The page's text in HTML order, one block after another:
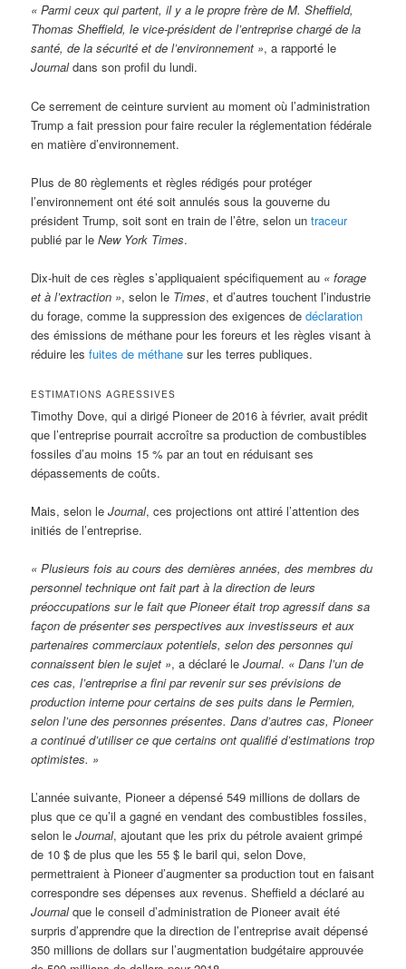
« Parmi ceux qui partent, il y a le propre frère de M. Sheffield,
Thomas Sheffield, le vice-président de l’entreprise chargé de la
santé, de la sécurité et de l’environnement », a rapporté le
Journaldans son profil du lundi.
Ce serrement de ceinture survient au moment où l’administration
Trump a fait pression pour faire reculer la réglementation fédérale
en matière d’environnement.
Plus de 80 règlements et règles rédigés pour protéger
l’environnement ont été soit annulés sous la gouverne du
président Trump, soit sont en train de l’être, selon untraceur
publié par leNew York Times.
Dix-huit de ces règles s’appliquaient spécifiquement au « forage
et à l’extraction », selon le Times, et d’autres touchent l’industrie
du forage, comme la suppression des exigences dedéclaration
des émissions de méthane pour les foreurs et les règles visant à
réduire lesfuites de méthane sur les terres publiques.
ESTIMATIONS AGRESSIVES
Timothy Dove, qui a dirigé Pioneer de 2016 à février, avait prédit
que l’entreprise pourrait accroître sa production de combustibles
fossiles d’au moins 15 % par an tout en réduisant ses
dépassements de coûts.
Mais, selon leJournal, ces projections ont attiré l’attention des
initiés de l’entreprise.
« Plusieurs fois au cours des dernières années, des membres du
personnel technique ont fait part à la direction de leurs
préoccupations sur le fait que Pioneer était trop agressif dans sa
façon de présenter ses perspectives aux investisseurs et aux
partenaires commerciaux potentiels, selon des personnes qui
connaissent bien le sujet », a déclaré leJournal. « Dans l’un de
ces cas, l’entreprise a fini par revenir sur ses prévisions de
production interne pour certains de ses puits dans le Permien,
selon l’une des personnes présentes. Dans d’autres cas, Pioneer
a continué d’utiliser ce que certains ont qualifié d’estimations trop
optimistes. »
L’année suivante, Pioneer a dépensé 549 millions de dollars de
plus que ce qu’il a gagné en vendant des combustibles fossiles,
selon leJournal, ajoutant que les prix du pétrole avaient grimpé
de 10 $ de plus que les 55 $ le baril qui, selon Dove,
permettraient à Pioneer d’augmenter sa production tout en faisant
correspondre ses dépenses aux revenus. Sheffield a déclaré au
Journalque le conseil d’administration de Pioneer avait été
surpris d’apprendre que la direction de l’entreprise avait dépensé
350 millions de dollars sur l’augmentation budgétaire approuvée